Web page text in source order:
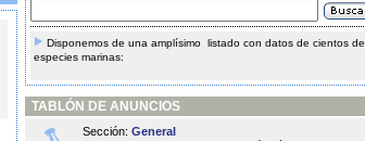
Disponemos de una amplísimo listado con datos de cientos de
especies marinas:
TABLÓN DE ANUNCIOS
Sección: General